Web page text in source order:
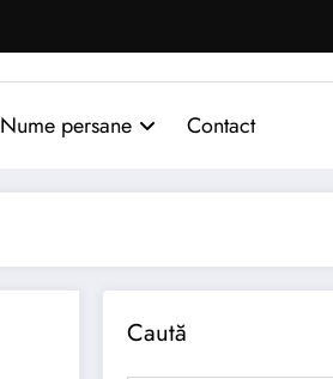
Nume persane Contact
Caută